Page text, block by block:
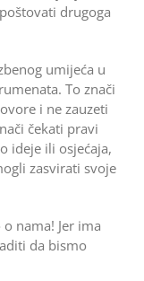
drugoga
umijeća u
To znači
i ne zauzeti
čekati pravi
ideje ili osjećaja,
zasvirati svoje
nama! Jer ima
da bismo